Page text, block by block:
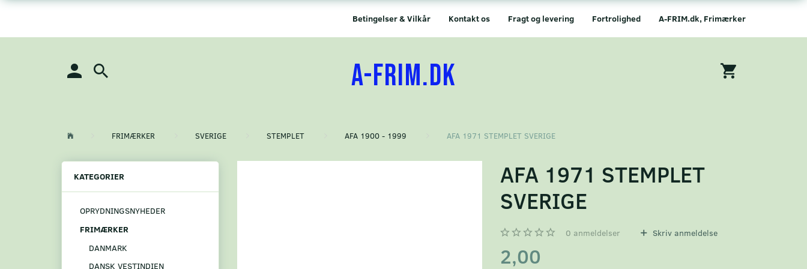
A-FRIM.dk, Frimærker
Fortrolighed
Fragt og levering
Kontakt os
Betingelser & Vilkår
A-FRIM.DK
FRIMÆRKER SVERIGE STEMPLET AFA 1900 - 1999 AFA 1971 STEMPLET SVERIGE
KATEGORIER
OPRYDNINGSNYHEDER
FRIMÆRKER
DANMARK
DANSK VESTINDIEN
AFA 1971 STEMPLET
SVERIGE
0 anmeldelser Skriv anmeldelse
2,00